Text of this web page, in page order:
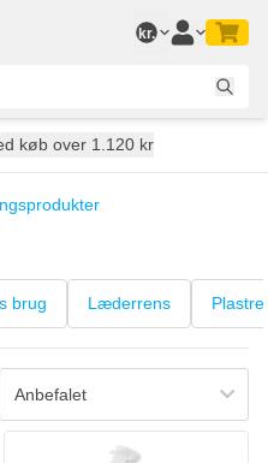
kr.
vi sender i dag
køb over 1.120 kr
brug Læderrens